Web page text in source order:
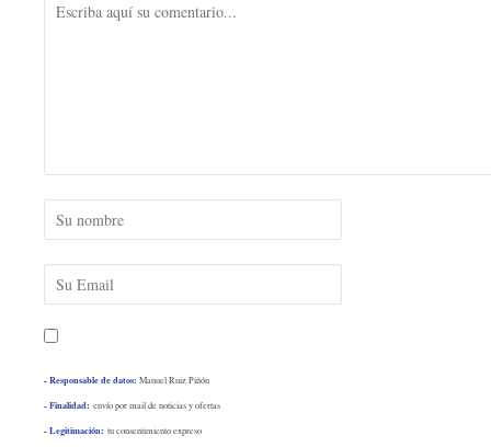
- Responsable de datos: Manuel Ruiz Piñón
- Finalidad: envío por mail de noticias y ofertas
- Legitimación: tu consentimiento expreso